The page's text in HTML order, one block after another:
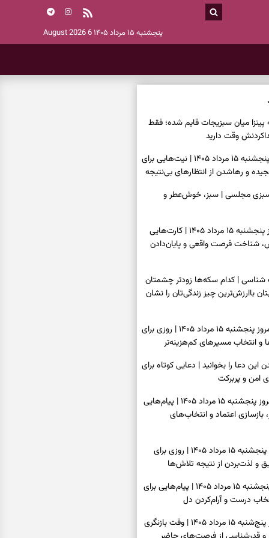
پنجشنبه ۱۵ مرداد ۱۴۰۵ 6 August 2026
پیتزا میان سبزیجات قایم شده؛ فقط
فال ابجد امروز پنجشنبه ۱۵ مرداد ۱۴۰۵ | نیت‌هایی برای
و رهاشدن از انتظارهای بی‌نتیجه
سبزی مجلسی | سبز، خوش‌عطر و
فال تاروت امروز پنجشنبه ۱۵ مرداد ۱۴۰۵ | کارت‌هایی
شناخت فرصت واقعی و پایان‌دادن
| کدام سکه‌ها زودتر چشمتان
باارزش‌ترین چیز زندگی‌تان را نشان
فال سرنوشت امروز پنجشنبه ۱۵ مرداد ۱۴۰۵ | روزی برای
و انتخاب مسیرهای کم‌هزینه‌تر
این دعا را بخوانید | دعایی کوتاه برای
امن و پربرکت
فال فرشتگان امروز پنجشنبه ۱۵ مرداد ۱۴۰۵ | پیام‌هایی
بازسازی اعتماد و انتخاب‌های
فال روزانه امروز پنجشنبه ۱۵ مرداد ۱۴۰۵ | روزی برای
و لذت‌بردن از نتیجه تلاش‌ها
فال انبیا امروز پنجشنبه ۱۵ مرداد ۱۴۰۵ | پیام‌هایی برای
درست و آرام‌کردن دل
فال حافظ امروز پنج‌شنبه ۱۵ مرداد ۱۴۰۵ | وقت بازنگری